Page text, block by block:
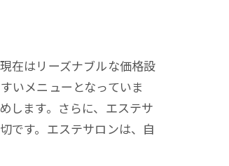
在はリーズナブルな価格設
いメニューとなっていま
します。さらに、エステサ
です。エステサロンは、自